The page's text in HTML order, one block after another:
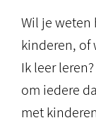
Wil je weten
kinderen, of
Ik leer
om iedere
met